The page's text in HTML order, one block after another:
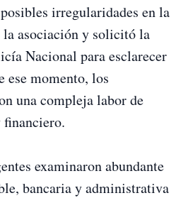
irregularidades en la
la asociación y solicitó la
Nacional para esclarecer
ese momento, los
una compleja labor de
examinaron abundante
bancaria y administrativa